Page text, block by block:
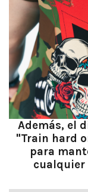
Además, el
"Train hard
para
cualquier